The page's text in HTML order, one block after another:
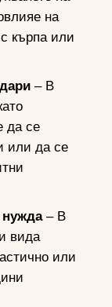
на
кърпа или
– В
да се
или да се
нужда– В
вида
или